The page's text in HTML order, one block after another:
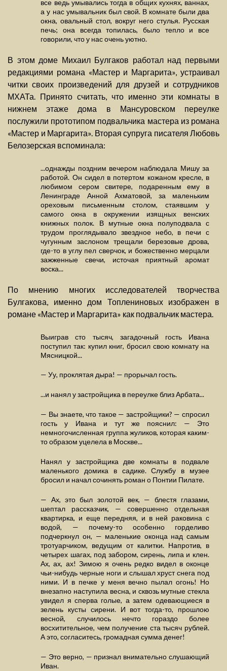
все ведь умывались тогда в общих кухнях, ваннах,
а у нас умывальник был свой. В комнате были два
окна, овальный стол, вокруг него стулья. Русская
печь; она всегда топилась, было тепло и все
говорили, что у нас очень уютно.
В этом доме Михаил Булгаков работал над первыми
редакциями романа «Мастер и Маргарита», устраивал
читки своих произведений для друзей и сотрудников
МХАТа. Принято считать, что именно эти комнаты в
нижнем этаже дома в Мансуровском переулке
послужили прототипом подвальчика мастера из романа
«Мастер и Маргарита». Вторая супруга писателя Любовь
Белозерская вспоминала:
...однажды поздним вечером наблюдала Мишу за
работой. Он сидел в потертом кожаном кресле, в
любимом сером свитере, подаренным ему в
Ленинграде Анной Ахматовой, за маленьким
ореховым письменным столом, стаявшим у
самого окна в окружении изящных венских
книжных полок. В мутные окна полуподвала с
трудом проглядывало звездное небо, в печи с
чугунным заслоном трещали березовые дрова,
где-то в углу пел сверчок, и божественно мерцали
зажженные свечи, источая приятный аромат
воска...
По мнению многих исследователей творчества
Булгакова, именно дом Топлениновых изображен в
романе «Мастер и Маргарита» как подвальчик мастера.
Выиграв сто тысяч, загадочный гость Ивана
поступил так: купил книг, бросил свою комнату на
Мясницкой...
— Уу, проклятая дыра! — прорычал гость.
...и нанял у застройщика в переулке близ Арбата...
— Вы знаете, что такое — застройщики? — спросил
гость у Ивана и тут же пояснил: — Это
немногочисленная группа жуликов, которая каким-
то образом уцелела в Москве...
Нанял у застройщика две комнаты в подвале
маленького домика в садике. Службу в музее
бросил и начал сочинять роман о Понтии Пилате.
— Ах, это был золотой век, — блестя глазами,
шептал рассказчик, — совершенно отдельная
квартирка, и еще передняя, и в ней раковина с
водой, — почему-то особенно горделиво
подчеркнул он, — маленькие оконца над самым
тротуарчиком, ведущим от калитки. Напротив, в
четырех шагах, под забором, сирень, липа и клен.
Ах, ах, ах! Зимою я очень редко видел в оконце
чьи-нибудь черные ноги и слышал хруст снега под
ними. И в печке у меня вечно пылал огонь! Но
внезапно наступила весна, и сквозь мутные стекла
увидел я сперва голые, а затем одевающиеся в
зелень кусты сирени. И вот тогда-то, прошлою
весной, случилось нечто гораздо более
восхитительное, чем получение ста тысяч рублей.
А это, согласитесь, громадная сумма денег!
— Это верно, — признал внимательно слушающий
Иван.